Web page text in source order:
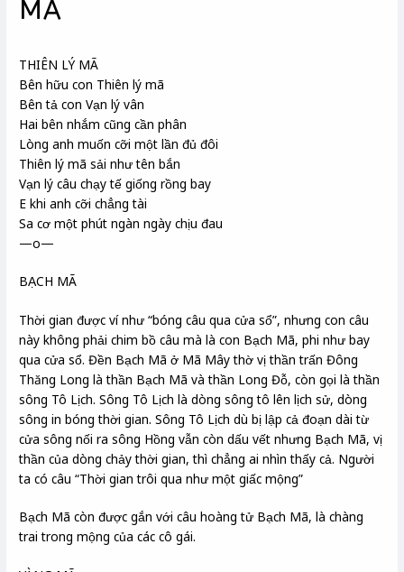
MÃ
THIÊN LÝ MÃ
Bên hữu con Thiên lý mã
Bên tả con Vạn lý vân
Hai bên nhắm cũng cần phân
Lòng anh muốn cỡi một lần đủ đôi
Thiên lý mã sải như tên bắn
Vạn lý câu chạy tế giống rồng bay
E khi anh cỡi chẳng tài
Sa cơ một phút ngàn ngày chịu đau
—o—
BẠCH MÃ
Thời gian được ví như “bóng câu qua cửa sổ”, nhưng con câu
này không phải chim bồ câu mà là con Bạch Mã, phi như bay
qua cửa sổ. Đền Bạch Mã ở Mã Mây thờ vị thần trấn Đông
Thăng Long là thần Bạch Mã và thần Long Đỗ, còn gọi là thần
sông Tô Lịch. Sông Tô Lịch là dòng sông tô lên lịch sử, dòng
sông in bóng thời gian. Sông Tô Lịch dù bị lập cả đoạn dài từ
cửa sông nối ra sông Hồng vẫn còn dấu vết nhưng Bạch Mã, vị
thần của dòng chảy thời gian, thì chẳng ai nhìn thấy cả. Người
ta có câu “Thời gian trôi qua như một giấc mộng”
Bạch Mã còn được gắn với câu hoàng tử Bạch Mã, là chàng
trai trong mộng của các cô gái.